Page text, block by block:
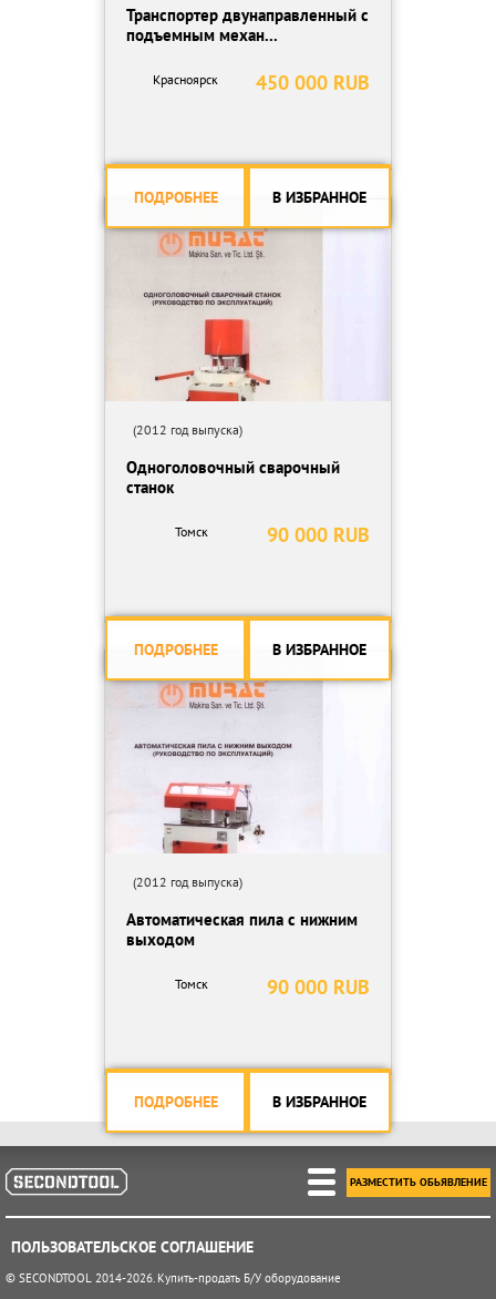
Транспортер двунаправленный с
подъемным механ...
450 000 RUB
Красноярск
ПОДРОБНЕЕ В ИЗБРАННОЕ
(2012 год выпуска)
Одноголовочный сварочный
станок
90 000 RUB
Томск
ПОДРОБНЕЕ В ИЗБРАННОЕ
(2012 год выпуска)
Автоматическая пила с нижним
выходом
90 000 RUB
Томск
ПОДРОБНЕЕ В ИЗБРАННОЕ
ПОЛЬЗОВАТЕЛЬСКОЕ СОГЛАШЕНИЕ
РАЗМЕСТИТЬ ОБЬЯВЛЕНИЕ
© SECONDTOOL 2014-2026. Купить-продать Б/У оборудование